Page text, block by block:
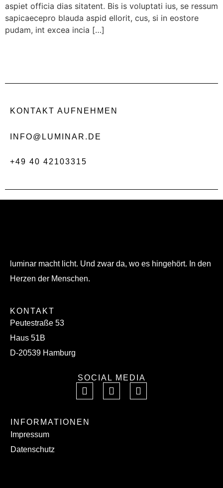
aspiet officia dias sitatent. Bis is voluptati ius, se ressum
sapicaecepro blauda aspid ellorit, cus, si in eostore
pudam, int excea incia […]
KONTAKT AUFNEHMEN
INFO@LUMINAR.DE
+49 40 42103315
luminar macht licht. Und zwar da, wo es hingehört. In den
Herzen der Menschen.
KONTAKT
Peutestraße 53
Haus 51B
D-20539 Hamburg
SOCIAL MEDIA
INFORMATIONEN
Impressum
Datenschutz